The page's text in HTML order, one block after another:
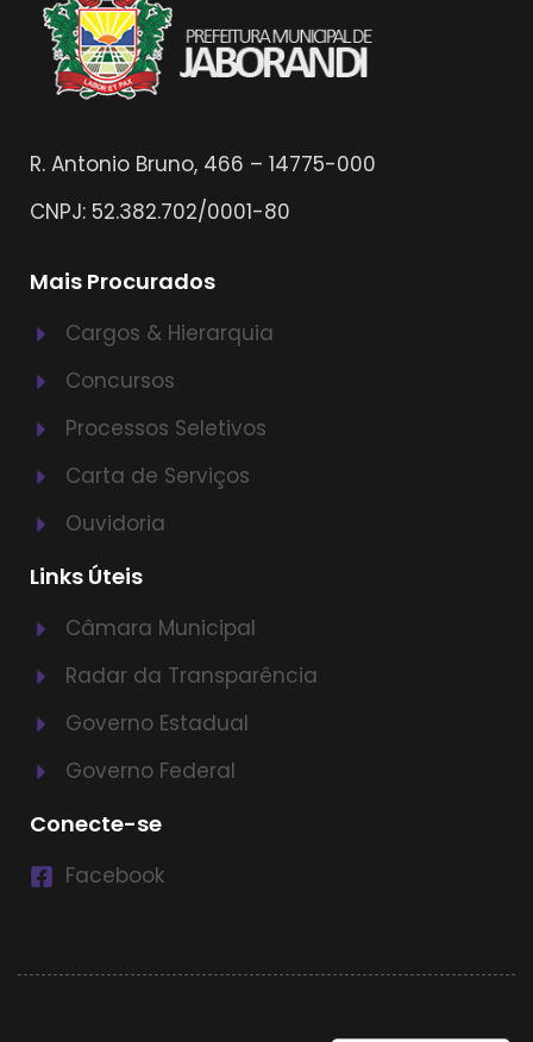
R. Antonio Bruno, 466 – 14775-000
CNPJ: 52.382.702/0001-80
Mais Procurados
Cargos & Hierarquia
Concursos
Processos Seletivos
Carta de Serviços
Ouvidoria
Links Úteis
Câmara Municipal
Radar da Transparência
Governo Estadual
Governo Federal
Conecte-se
Facebook